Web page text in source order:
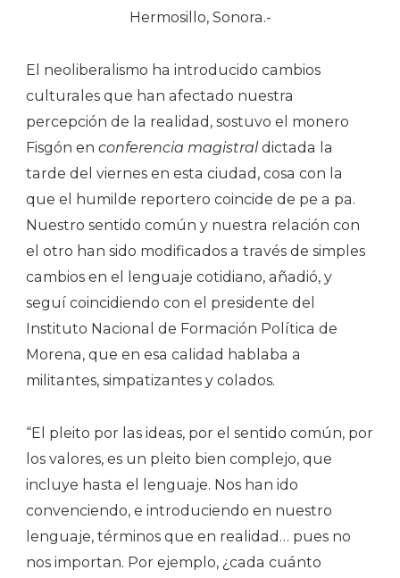
Hermosillo, Sonora.-
El neoliberalismo ha introducido cambios
culturales que han afectado nuestra
percepción de la realidad, sostuvo el monero
Fisgón en conferencia magistraldictada la
tarde del viernes en esta ciudad, cosa con la
que el humilde reportero coincide de pe a pa.
Nuestro sentido común y nuestra relación con
el otro han sido modificados a través de simples
cambios en el lenguaje cotidiano, añadió, y
seguí coincidiendo con el presidente del
Instituto Nacional de Formación Política de
Morena, que en esa calidad hablaba a
militantes, simpatizantes y colados.
“El pleito por las ideas, por el sentido común, por
los valores, es un pleito bien complejo, que
incluye hasta el lenguaje. Nos han ido
convenciendo, e introduciendo en nuestro
lenguaje, términos que en realidad… pues no
nos importan. Por ejemplo, ¿cada cuánto